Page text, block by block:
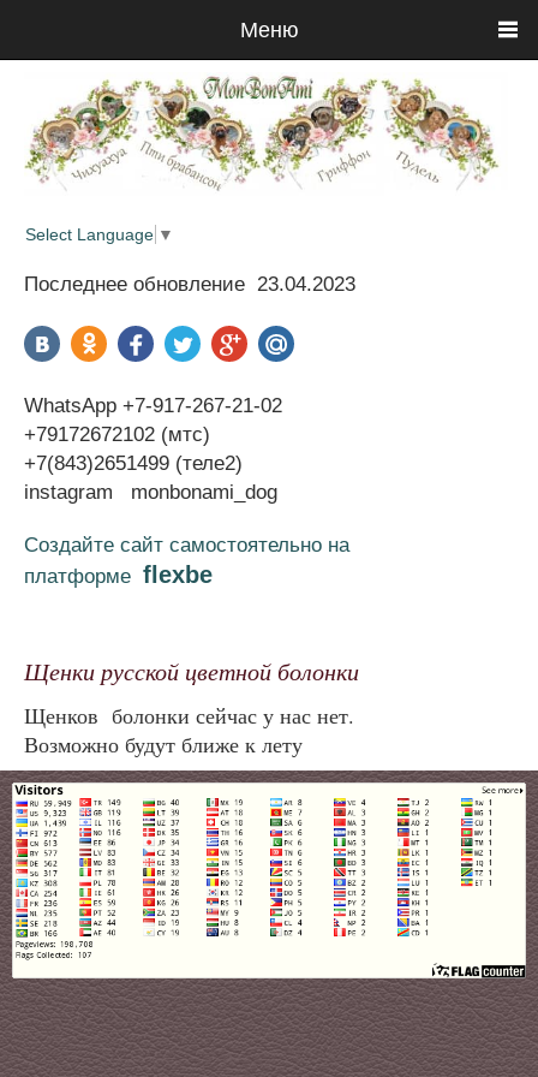
Меню
Select Language ▼
Последнее обновление 23.04.2023
WhatsApp +7-917-267-21-02
+79172672102 (мтс)
+7(843)2651499 (теле2)
instagram monbonami_dog
Создайте сайт самостоятельно на
платформе flexbe
Щенки русской цветной болонки
Щенков болонки сейчас у нас нет.
Возможно будут ближе к лету